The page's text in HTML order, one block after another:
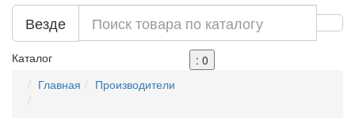
Везде
Каталог
: 0
Главная
Производители